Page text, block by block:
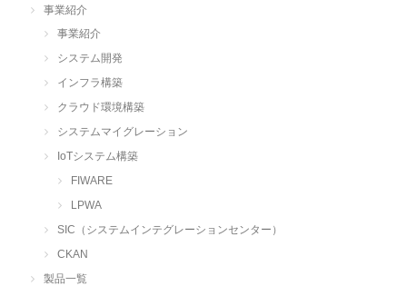
事業紹介
事業紹介
システム開発
インフラ構築
クラウド環境構築
システムマイグレーション
IoTシステム構築
FIWARE
LPWA
SIC（システムインテグレーションセンター）
CKAN
製品一覧